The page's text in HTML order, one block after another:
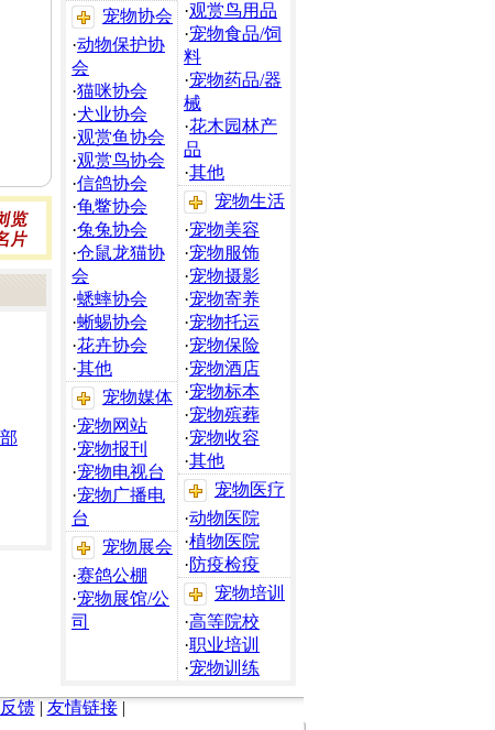
宠物协会
·动物保护协
会
·猫咪协会
·犬业协会
·观赏鱼协会
·观赏鸟协会
·信鸽协会
·龟鳖协会
·兔兔协会
·仓鼠龙猫协
会
·蟋蟀协会
·蜥蜴协会
·花卉协会
·其他
宠物媒体
·宠物网站
·宠物报刊
·宠物电视台
·宠物广播电
台
宠物展会
·赛鸽公棚
·宠物展馆/公
司
·观赏鸟用品
·宠物食品/饲
料
·宠物药品/器
械
·花木园林产
品
·其他
宠物生活
·宠物美容
·宠物服饰
·宠物摄影
·宠物寄养
·宠物托运
·宠物保险
·宠物酒店
·宠物标本
·宠物殡葬
·宠物收容
·其他
宠物医疗
·动物医院
·植物医院
·防疫检疫
宠物培训
·高等院校
·职业培训
·宠物训练
馈| 友情链接|